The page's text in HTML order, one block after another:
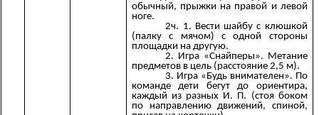
обычный, прыжки на правой и левой
ноге.
2ч. 1. Вести шайбу с клюшкой
(палку с мячом) с одной стороны
площадки на другую.
2. Игра «Снайперы». Метание
предметов в цель (расстояние 2,5 м).
3. Игра «Будь внимателен». По
команде дети бегут до ориентира,
каждый из разных И. П. (стоя боком
по направлению движений, спиной,